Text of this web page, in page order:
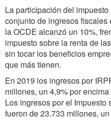
La participación del
conjunto de ingresos
la OCDE alcanzó un 10%,
impuesto sobre la renta de
sin tocar los beneficios
que más tienen.
En 2019 los ingresos por
millones, un 4,9% por
Los ingresos por el
fueron de 23.733 millones,